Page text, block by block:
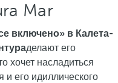
Mar
включено» в Калета-
делают его
хочет насладиться
и его идиллического